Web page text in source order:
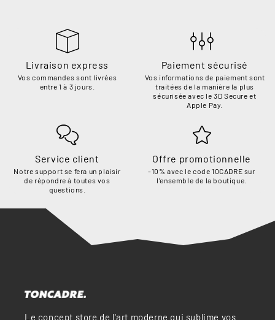
Livraison express
Vos commandes sont livrées
entre 1 à 3 jours.
Paiement sécurisé
Vos informations de paiement sont
traitées de la manière la plus
sécurisée avec le 3D Secure et
Apple Pay.
Service client
Notre support se fera un plaisir
de répondre à toutes vos
questions.
Offre promotionnelle
-10% avec le code 10CADRE sur
l'ensemble de la boutique.
Le concept store de l'art moderne qui sublime vos